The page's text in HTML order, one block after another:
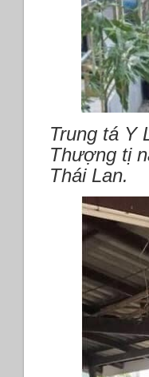
Trung tá Y
Thượng tị
Thái Lan.